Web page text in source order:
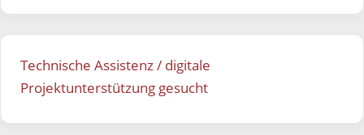
Technische Assistenz / digitale
Projektunterstützung gesucht